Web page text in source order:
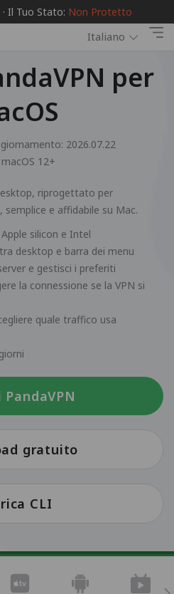
Il Tuo Stato: Non Protetto
Italiano
per
2026.07.22
macOS 12+
riprogettato per
semplice e affidabile su Mac.
silicon e Intel
desktop e barra dei menu
e gestisci i preferiti
la connessione se la VPN si
quale traffico usa
gratuito
CLI